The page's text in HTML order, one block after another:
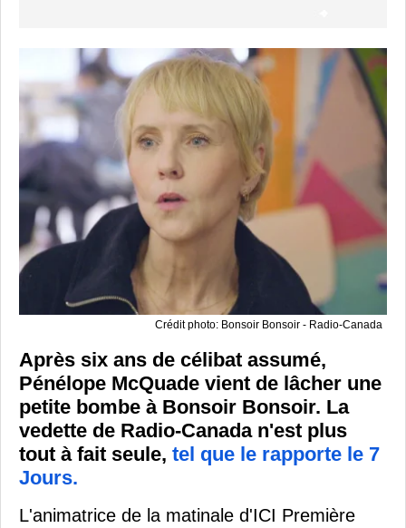
Crédit photo: Bonsoir Bonsoir - Radio-Canada
Après six ans de célibat assumé,
Pénélope McQuade vient de lâcher une
petite bombe à Bonsoir Bonsoir. La
vedette de Radio-Canada n'est plus
tout à fait seule, tel que le rapporte le 7
Jours.
L'animatrice de la matinale d'ICI Première